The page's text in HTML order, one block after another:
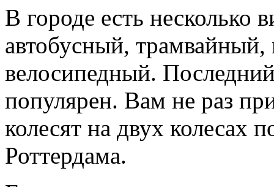
В городе есть несколько
автобусный,
велосипедный.
популярен. Вам не раз
колесят на двух колесах
Роттердама.